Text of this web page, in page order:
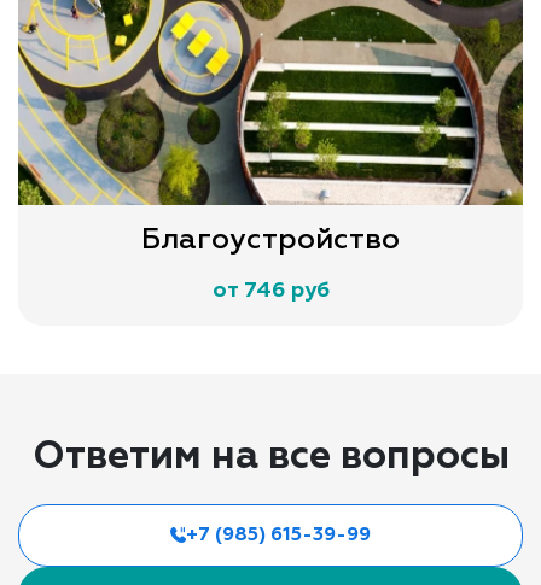
Благоустройство
от 746 руб
Ответим на все вопросы
+7 (985) 615-39-99